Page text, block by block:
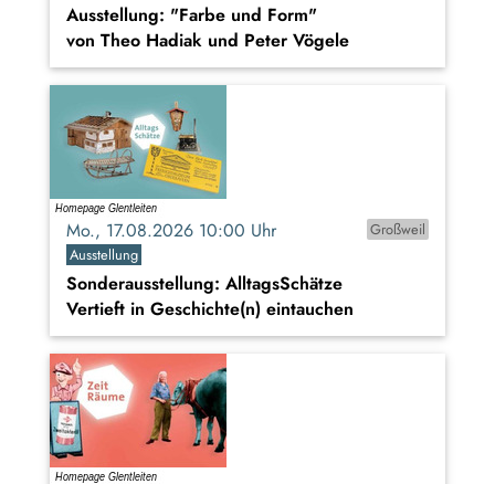
Ausstellung: "Farbe und Form"
von Theo Hadiak und Peter Vögele
Mo., 17.08.2026 10:00 Uhr
Großweil
Ausstellung
Sonderausstellung: AlltagsSchätze
Vertieft in Geschichte(n) eintauchen